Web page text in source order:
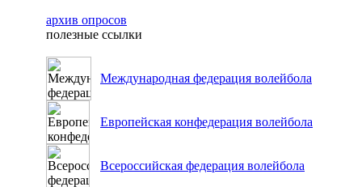
архив опросов
полезные ссылки
Международная федерация волейбола
Европейская конфедерация волейбола
Всероссийская федерация волейбола